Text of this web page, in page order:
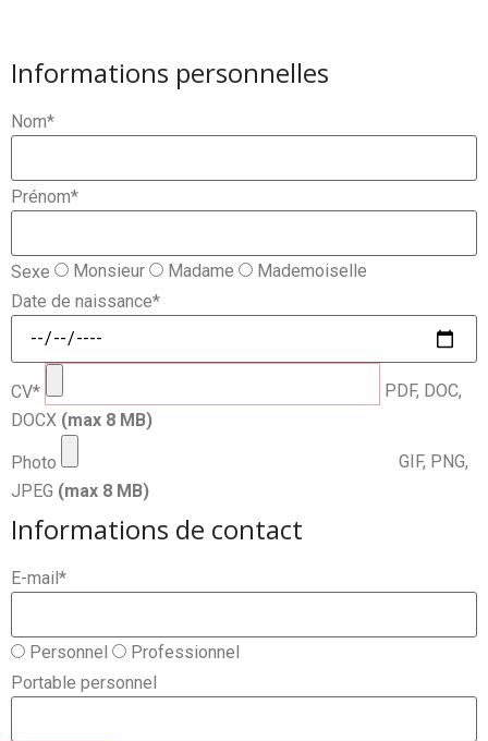
Informations personnelles
Nom*
Prénom*
Sexe Monsieur Madame
Mademoiselle
Date de naissance*
CV*
PDF, DOC,
DOCX (max 8 MB)
Photo
GIF, PNG,
JPEG (max 8 MB)
Informations de contact
E-mail*
Personnel
Professionnel
Portable personnel